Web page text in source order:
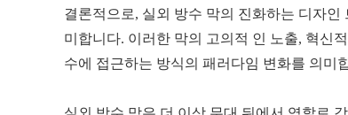
결론적으로, 실외 방수 막의 진화하는 디자
미합니다. 이러한 막의 고의적 인 노출, 혁신
수에 접근하는 방식의 패러다임 변화를 의미